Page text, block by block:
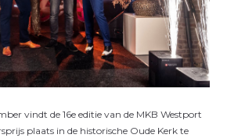
vindt de 16e editie van de MKB Westport
plaats in de historische Oude Kerk te